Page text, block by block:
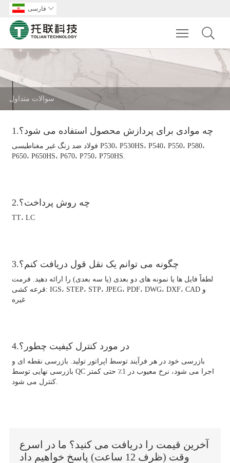
فارسی 
Toggle
سوالات متداول
1.چه موادی برای پردازش محصول استفاده می شود؟
فولاد ضد زنگ غیر مغناطیسی P530، P530HS، P540، P550، P580،
P650، P650HS، P670، P750، P750HS.
2.چه روش پرداخت؟
TT، LC
3.چگونه می توانم یک نقل قول دریافت کنم؟
لطفاً فایل ها یا نمونه های دو بعدی (یا سه بعدی) را ارائه دهید. فرمت
قرعه کشی: IGS، STEP، STP، JPEG، PDF، DWG، DXF، CAD و
غیره
4.در مورد کنترل کیفیت چطور؟
بازرسی خود در هر فرآیند توسط اپراتور تولید. بازرسی نقطه ای و
بازرسی نهایی توسط QC اجرا می شود، نرخ معیوب در 1٪ حتی کمتر
کنترل می شود.
آخرین قیمت را دریافت می کنید؟ ما در اسرع
وقت (ظرف 12 ساعت) پاسخ خواهیم داد